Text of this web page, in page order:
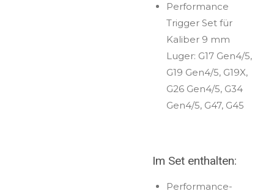
Performance
Trigger Set für
Kaliber 9 mm
Luger: G17 Gen4/5,
G19 Gen4/5, G19X,
G26 Gen4/5, G34
Gen4/5, G47, G45
Im Set enthalten:
Performance-